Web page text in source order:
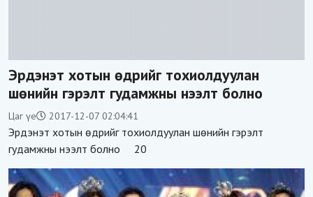
Эрдэнэт хотын өдрийг тохиолдуулан
шөнийн гэрэлт гудамжны нээлт болно
Цаг үе 2017-12-07 02:04:41
Эрдэнэт хотын өдрийг тохиолдуулан шөнийн гэрэлт
гудамжны нээлт болно 20